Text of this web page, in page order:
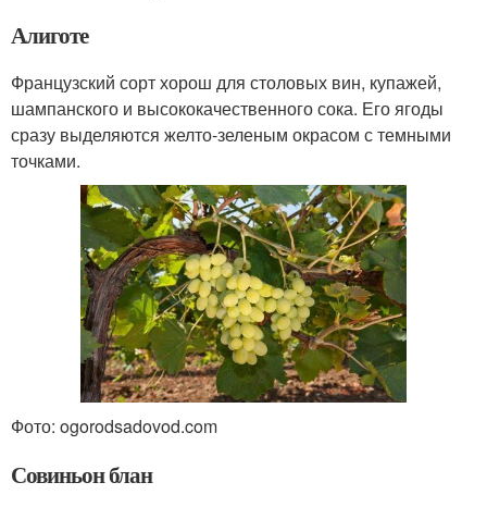
Алиготе
Французский сорт хорош для столовых вин, купажей,
шампанского и высококачественного сока. Его ягоды
сразу выделяются желто-зеленым окрасом с темными
точками.
Фото: ogorodsadovod.com
Совиньон блан